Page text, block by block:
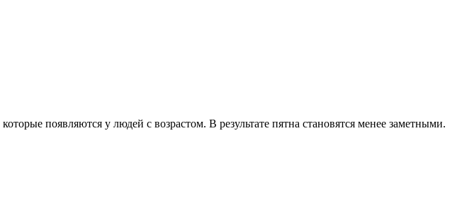
появляются у людей с возрастом. В результате пятна становятся менее заметными.